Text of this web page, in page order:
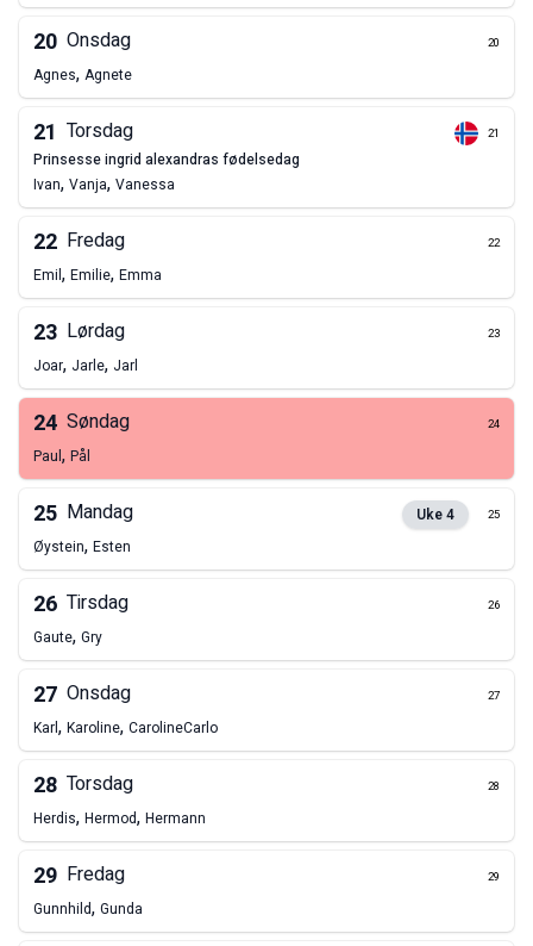
20 Onsdag 20
Agnes, Agnete
21 Torsdag 21
prinsesse ingrid alexandras fødelsedag
Ivan, Vanja, Vanessa
22 Fredag 22
Emil, Emilie, Emma
23 Lørdag 23
Joar, Jarle, Jarl
24 Søndag 24
Paul, Pål
25 Mandag Uke4 25
Øystein, Esten
26 Tirsdag 26
Gaute, Gry
27 Onsdag 27
Karl, Karoline, CarolineCarlo
28 Torsdag 28
Herdis, Hermod, Hermann
29 Fredag 29
Gunnhild, Gunda